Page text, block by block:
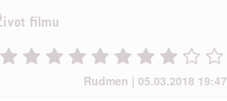
filmu
Rudmen | 05.03.2018 19:47